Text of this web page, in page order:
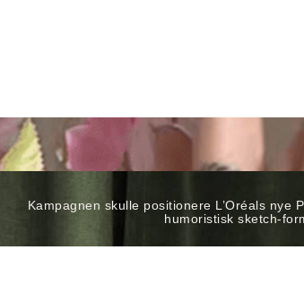
Kampagnen skulle positionere L’Oréals
humoristisk sketch-